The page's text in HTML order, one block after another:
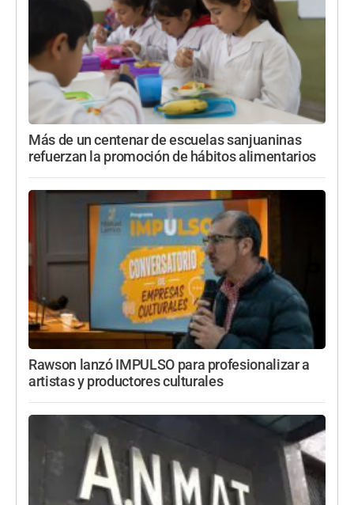
Más de un centenar de escuelas sanjuaninas
refuerzan la promoción de hábitos alimentarios
Rawson lanzó IMPULSO para profesionalizar a
artistas y productores culturales